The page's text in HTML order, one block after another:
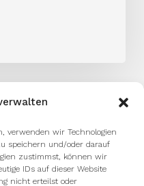
verwenden wir Technologien
speichern und/oder darauf
zustimmst, können wir
IDs auf dieser Website
nicht erteilst oder